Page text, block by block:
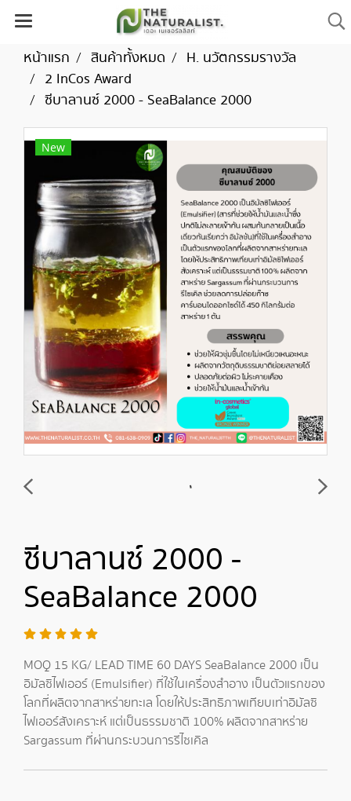
หน้าแรก สินค้าทั้งหมด
H. นวัตกรรมรางวัล
2 InCos Award
ซีบาลานซ์ 2000 - SeaBalance 2000
New
ซีบาลานซ์ 2000 -
SeaBalance 2000
MOQ 15 KG/ LEAD TIME 60 DAYS SeaBalance 2000 เป็น
อิมัลซิไฟเออร์ (Emulsifier) ที่ใช้ในเครื่องสำอาง เป็นตัวแรกของ
โลกที่ผลิตจากสาหร่ายทะเล โดยให้ประสิทธิภาพเทียบเท่าอิมัลซิ
ไฟเออร์สังเคราะห์ แต่เป็นธรรมชาติ 100% ผลิตจากสาหร่าย
Sargassum ที่ผ่านกระบวนการรีไซเคิล